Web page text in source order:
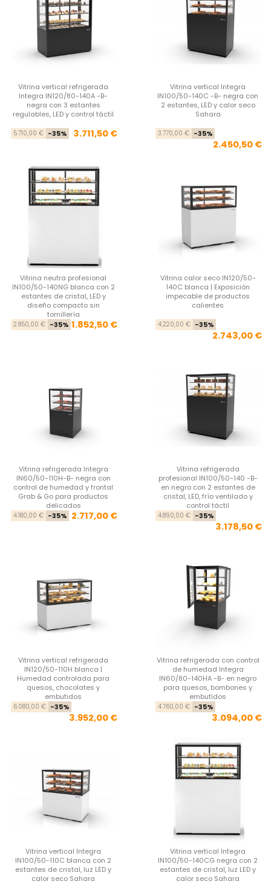
Vitrina vertical refrigerada
Integra IN120/80-140A -B-
negra con 3 estantes
regulables, LED y control táctil
Precio base
5.710,00 € -35% Precio
3.711,50 €
Vitrina vertical Integra
IN100/50-140C -B- negra con
2 estantes, LED y calor seco
Sahara
3.770,00 € -35%
2.450,50 €
Vitrina neutra profesional
IN100/50-140NG blanca con 2
estantes de cristal, LED y
diseño compacto sin
tornillería
Precio base
2.850,00 € -35% Precio
1.852,50 €
Vitrina calor seco IN120/50-
140C blanca | Exposición
impecable de productos
calientes
4.220,00 € -35%
2.743,00 €
Vitrina refrigerada Integra
IN60/50-110H-B- negra con
control de humedad y frontal
Grab & Go para productos
delicados
Precio base
4.180,00 € -35% Precio
2.717,00 €
Vitrina refrigerada
profesional IN100/50-140 -B-
en negro con 2 estantes de
cristal, LED, frío ventilado y
control táctil
4.890,00 € -35%
3.178,50 €
Vitrina vertical refrigerada
IN120/50-110H blanca |
Humedad controlada para
quesos, chocolates y
embutidos
Precio base
6.080,00 € -35%
3.952,00 €
Vitrina refrigerada con control
de humedad Integra
IN60/80-140HA -B- en negro
para quesos, bombones y
embutidos
4.760,00 € -35%
3.094,00 €
Vitrina vertical Integra
IN100/50-110C blanca con 2
estantes de cristal, luz LED y
calor seco Sahara
Vitrina vertical Integra
IN100/50-140CG negra con 2
estantes de cristal, luz LED y
calor seco Sahara